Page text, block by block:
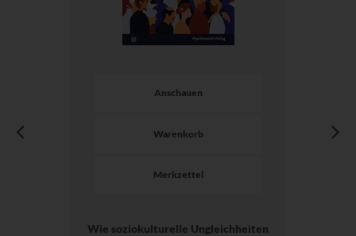
Anschauen
Warenkorb
Merkzettel
Wie soziokulturelle Ungleichheiten